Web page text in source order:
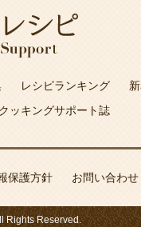
レシピランキング
クッキングサポート誌
保護方針 お問い合わせ
Rights Reserved.